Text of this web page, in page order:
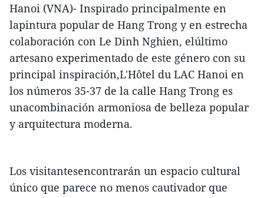
Hanoi (VNA)- Inspirado principalmente en
lapintura popular de Hang Trong y en estrecha
colaboración con Le Dinh Nghien, elúltimo
artesano experimentado de este género con su
principal inspiración,L'Hôtel du LAC Hanoi en
los números 35-37 de la calle Hang Trong es
unacombinación armoniosa de belleza popular
y arquitectura moderna.
Los visitantesencontrarán un espacio cultural
único que parece no menos cautivador que